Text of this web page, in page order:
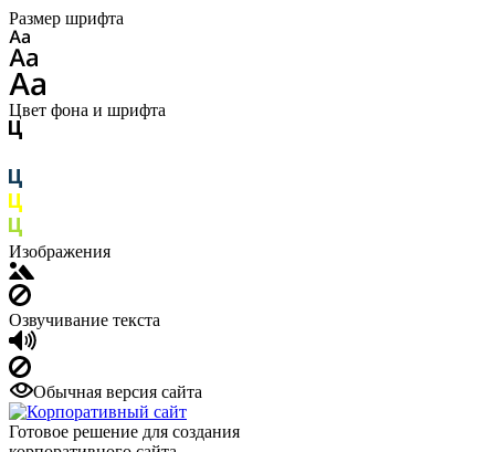
Размер шрифта
Цвет фона и шрифта
Изображения
Озвучивание текста
Обычная версия сайта
Готовое решение для создания